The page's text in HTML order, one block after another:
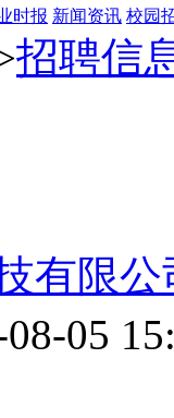
时报 新闻资讯 校园
招聘信
有限公
05